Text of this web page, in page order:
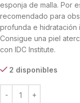
esponja de malla. Por
recomendado para
profunda e hidratación
Consigue una piel
con IDC Institute.
2 disponibles